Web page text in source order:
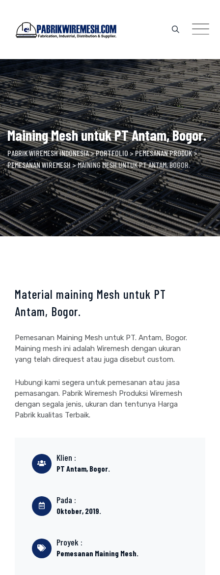
content
Maining Mesh untuk PT Antam, Bogor.
PABRIK WIREMESH INDONESIA>PORTFOLIO>PEMESANAN PRODUK>
PEMESANAN WIREMESH>MAINING MESH UNTUK PT ANTAM, BOGOR.
Material maining Mesh untuk PT
Antam, Bogor.
Pemesanan Maining Mesh untuk PT. Antam, Bogor.
Maining mesh ini adalah Wiremesh dengan ukuran
yang telah direquest atau juga disebut custom.
Hubungi kami segera untuk pemesanan atau jasa
pemasangan. Pabrik Wiremesh Produksi Wiremesh
dengan segala jenis, ukuran dan tentunya Harga
Pabrik kualitas Terbaik.
Klien :
PT Antam, Bogor.
Pada :
Oktober, 2019.
Proyek :
Pemesanan Maining Mesh.